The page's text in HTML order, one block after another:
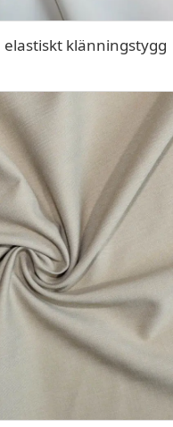
elastiskt klänningstygg